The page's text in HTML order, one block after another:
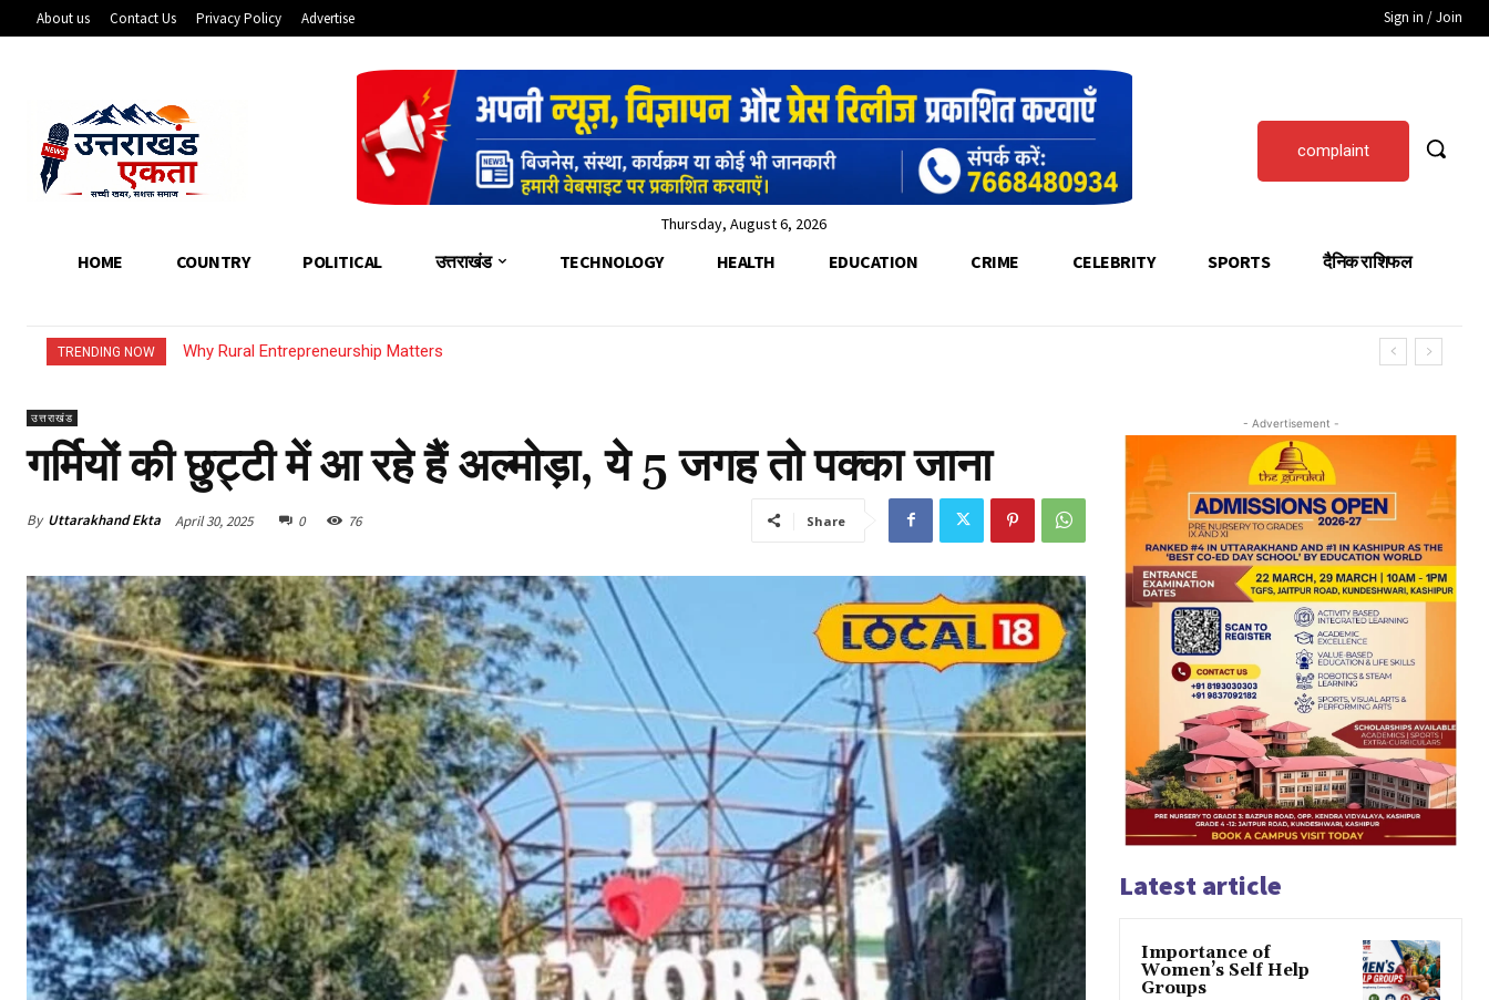
About us Contact Us Privacy Policy Advertise Sign in / Join
Thursday, August 6, 2026
complaint
HOME COUNTRY POLITICAL उत्तराखंड TECHNOLOGY HEALTH EDUCATION CRIME CELEBRITY SPORTS दैनिक राशिफल
TRENDING NOW Why Rural Entrepreneurship Matters
Agriculture Business Ideas for Rural India
उत्तराखंड
गर्मियों की छुट्टी में आ रहे हैं अल्मोड़ा, ये 5 जगह तो पक्का जाना
By Uttarakhand Ekta April 30, 2025 0 76 Share
- Advertisement -
Latest article
Importance of
Women’s Self Help
Groups